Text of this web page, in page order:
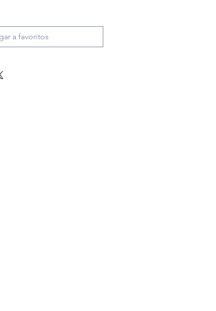
a favoritos